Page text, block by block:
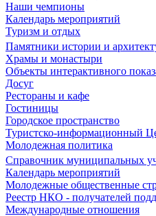
Наши чемпионы
Календарь мероприятий
Туризм и отдых
Памятники истории и
Храмы и монастыри
Объекты интерактивного
Досуг
Рестораны и кафе
Гостиницы
Городское пространство
Туристско-информационный
Молодежная политика
Справочник муниципальных
Календарь мероприятий
Молодежные общественные
Реестр НКО - получателей
Международные отношения